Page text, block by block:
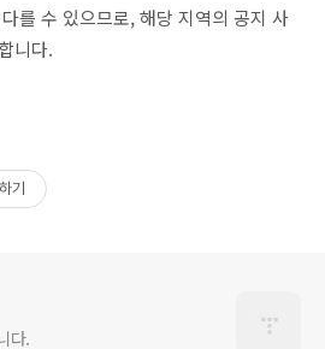
를 수 있으므로, 해당 지역의 공지 사
니다.
기
다.